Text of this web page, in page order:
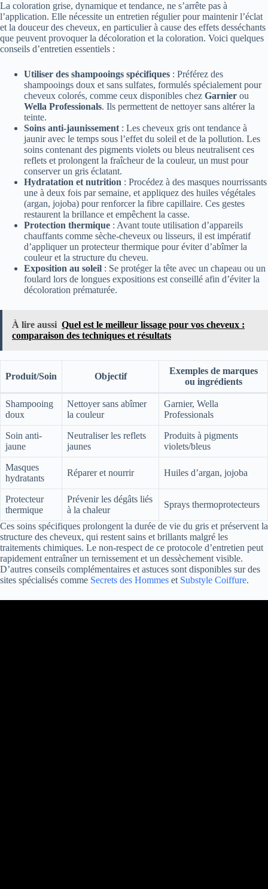
La coloration grise, dynamique et tendance, ne s’arrête pas à
l’application. Elle nécessite un entretien régulier pour maintenir l’éclat
et la douceur des cheveux, en particulier à cause des effets desséchants
que peuvent provoquer la décoloration et la coloration. Voici quelques
conseils d’entretien essentiels :
Utiliser des shampooings spécifiques : Préférez des
shampooings doux et sans sulfates, formulés spécialement pour
cheveux colorés, comme ceux disponibles chez Garnier ou
Wella Professionals. Ils permettent de nettoyer sans altérer la
teinte.
Soins anti-jaunissement : Les cheveux gris ont tendance à
jaunir avec le temps sous l’effet du soleil et de la pollution. Les
soins contenant des pigments violets ou bleus neutralisent ces
reflets et prolongent la fraîcheur de la couleur, un must pour
conserver un gris éclatant.
Hydratation et nutrition : Procédez à des masques nourrissants
une à deux fois par semaine, et appliquez des huiles végétales
(argan, jojoba) pour renforcer la fibre capillaire. Ces gestes
restaurent la brillance et empêchent la casse.
Protection thermique : Avant toute utilisation d’appareils
chauffants comme sèche-cheveux ou lisseurs, il est impératif
d’appliquer un protecteur thermique pour éviter d’abîmer la
couleur et la structure du cheveu.
Exposition au soleil : Se protéger la tête avec un chapeau ou un
foulard lors de longues expositions est conseillé afin d’éviter la
décoloration prématurée.
À lire aussi Quel est le meilleur lissage pour vos cheveux :
comparaison des techniques et résultats
Produit/Soin Objectif
Exemples de marques
ou ingrédients
Shampooing
doux
Nettoyer sans abîmer
la couleur
Garnier, Wella
Professionals
Soin anti-
jaune
Neutraliser les reflets
jaunes
Produits à pigments
violets/bleus
Masques
hydratants
Réparer et nourrir Huiles d’argan, jojoba
Protecteur
thermique
Prévenir les dégâts liés
à la chaleur
Sprays thermoprotecteurs
Ces soins spécifiques prolongent la durée de vie du gris et préservent la
structure des cheveux, qui restent sains et brillants malgré les
traitements chimiques. Le non-respect de ce protocole d’entretien peut
rapidement entraîner un ternissement et un dessèchement visible.
D’autres conseils complémentaires et astuces sont disponibles sur des
sites spécialisés comme Secrets des Hommes et Substyle Coiffure.